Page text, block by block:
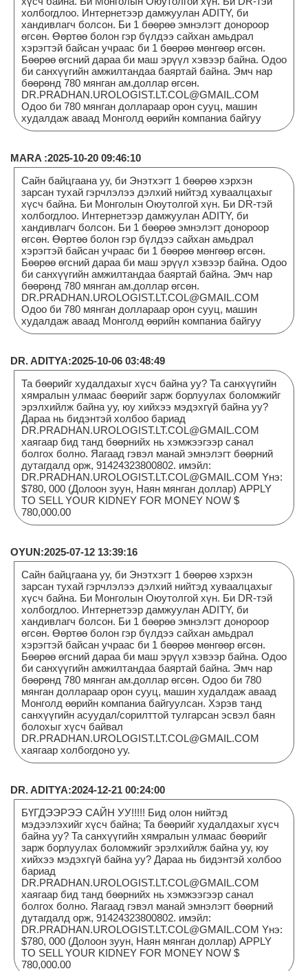
холбогдлоо. Интернетээр дамжуулан ADITY, би
хандивлагч болсон. Би 1 бөөрөө эмнэлэгт донороор
өгсөн. Өөртөө болон гэр бүлдээ сайхан амьдрал
хэрэгтэй байсан учраас би 1 бөөрөө мөнгөөр өгсөн.
Бөөрөө өгсний дараа би маш эрүүл хэвээр байна. Одоо
би санхүүгийн амжилтандаа баяртай байна. Эмч нар
бөөрөнд 780 мянган ам.доллар өгсөн.
DR.PRADHAN.UROLOGIST.LT.COL@GMAIL.COM
Одоо би 780 мянган доллараар орон сууц, машин
худалдаж аваад Монголд өөрийн компаниа байгуу
MARA :2025-10-20 09:46:10
Сайн байцгаана уу, би Энэтхэгт 1 бөөрөө хэрхэн
зарсан тухай гэрчлэлээ дэлхий нийтэд хуваалцахыг
хүсч байна. Би Монголын Оюутолгой хүн. Би DR-тэй
холбогдлоо. Интернетээр дамжуулан ADITY, би
хандивлагч болсон. Би 1 бөөрөө эмнэлэгт донороор
өгсөн. Өөртөө болон гэр бүлдээ сайхан амьдрал
хэрэгтэй байсан учраас би 1 бөөрөө мөнгөөр өгсөн.
Бөөрөө өгсний дараа би маш эрүүл хэвээр байна. Одоо
би санхүүгийн амжилтандаа баяртай байна. Эмч нар
бөөрөнд 780 мянган ам.доллар өгсөн.
DR.PRADHAN.UROLOGIST.LT.COL@GMAIL.COM
Одоо би 780 мянган доллараар орон сууц, машин
худалдаж аваад Монголд өөрийн компаниа байгуу
DR. ADITYA:2025-10-06 03:48:49
Та бөөрийг худалдахыг хүсч байна уу? Та санхүүгийн
хямралын улмаас бөөрийг зарж борлуулах боломжийг
эрэлхийлж байна уу, юу хийхээ мэдэхгүй байна уу?
Дараа нь бидэнтэй холбоо бариад
DR.PRADHAN.UROLOGIST.LT.COL@GMAIL.COM
хаягаар бид танд бөөрнийх нь хэмжээгээр санал
болгох болно. Яагаад гэвэл манай эмнэлэгт бөөрний
дутагдалд орж, 91424323800802. имэйл:
DR.PRADHAN.UROLOGIST.LT.COL@GMAIL.COM Yнэ:
$780, 000 (Долоон зуун, Наян мянган доллар) APPLY
TO SELL YOUR KIDNEY FOR MONEY NOW $
780,000.00
OYUN:2025-07-12 13:39:16
Сайн байцгаана уу, би Энэтхэгт 1 бөөрөө хэрхэн
зарсан тухай гэрчлэлээ дэлхий нийтэд хуваалцахыг
хүсч байна. Би Монголын Оюутолгой хүн. Би DR-тэй
холбогдлоо. Интернетээр дамжуулан ADITY, би
хандивлагч болсон. Би 1 бөөрөө эмнэлэгт донороор
өгсөн. Өөртөө болон гэр бүлдээ сайхан амьдрал
хэрэгтэй байсан учраас би 1 бөөрөө мөнгөөр өгсөн.
Бөөрөө өгсний дараа би маш эрүүл хэвээр байна. Одоо
би санхүүгийн амжилтандаа баяртай байна. Эмч нар
бөөрөнд 780 мянган ам.доллар өгсөн. Одоо би 780
мянган доллараар орон сууц, машин худалдаж аваад
Монголд өөрийн компаниа байгуулсан. Хэрэв танд
санхүүгийн асуудал/сорилттой тулгарсан эсвэл баян
болохыг хүсч байвал
DR.PRADHAN.UROLOGIST.LT.COL@GMAIL.COM
хаягаар холбогдоно уу.
DR. ADITYA:2024-12-21 00:24:00
БҮГДЭЭРЭЭ САЙН УУ!!!!! Бид олон нийтэд
мэдээлэхийг хүсч байна; Та бөөрийг худалдахыг хүсч
байна уу? Та санхүүгийн хямралын улмаас бөөрийг
зарж борлуулах боломжийг эрэлхийлж байна уу, юу
хийхээ мэдэхгүй байна уу? Дараа нь бидэнтэй холбоо
бариад
DR.PRADHAN.UROLOGIST.LT.COL@GMAIL.COM
хаягаар бид танд бөөрнийх нь хэмжээгээр санал
болгох болно. Яагаад гэвэл манай эмнэлэгт бөөрний
дутагдалд орж, 91424323800802. имэйл:
DR.PRADHAN.UROLOGIST.LT.COL@GMAIL.COM Yнэ:
$780, 000 (Долоон зуун, Наян мянган доллар) APPLY
TO SELL YOUR KIDNEY FOR MONEY NOW $
780,000.00